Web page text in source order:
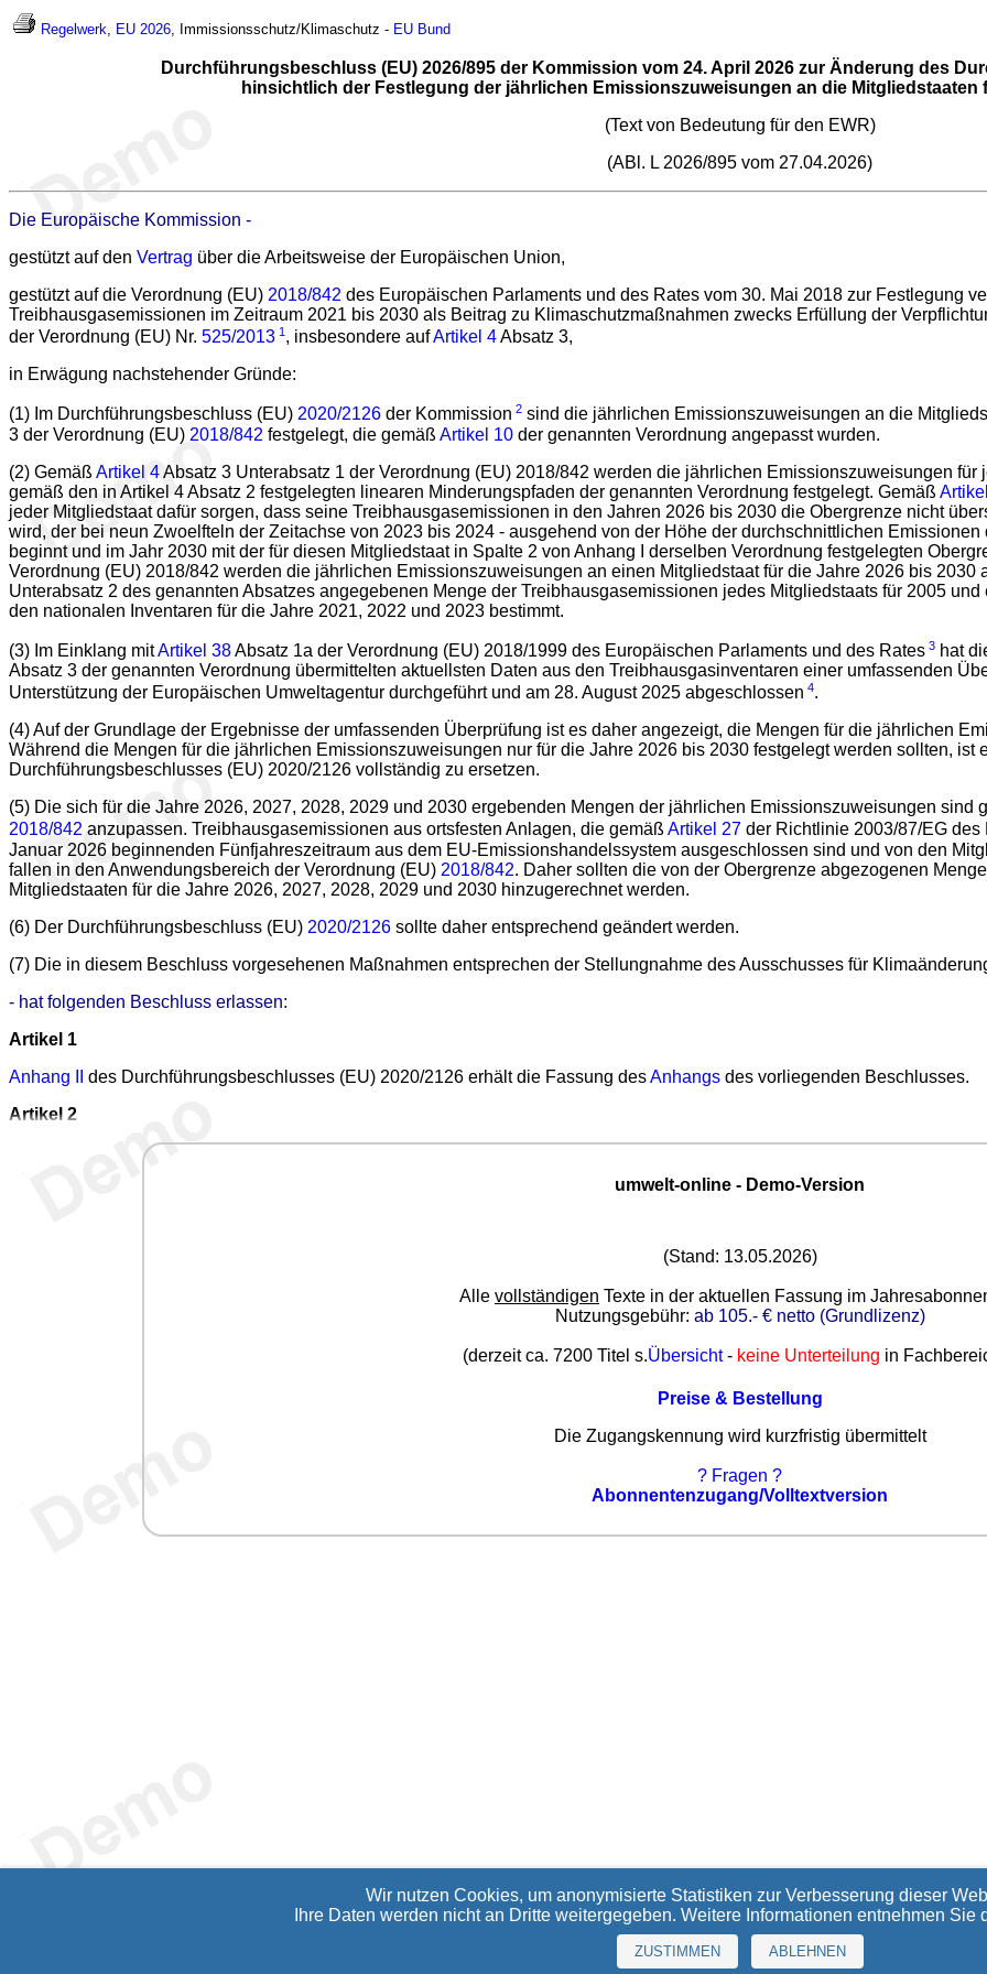
Regelwerk, EU 2026, Immissionsschutz/Klimaschutz - EU Bund
Durchführungsbeschluss (EU) 2026/895 der Kommission vom 24. April 2026 zur Änderung des
hinsichtlich der Festlegung der jährlichen Emissionszuweisungen an die Mitgliedstaaten
(Text von Bedeutung für den EWR)
(ABl. L 2026/895 vom 27.04.2026)
Die Europäische Kommission -
gestützt auf den Vertrag über die Arbeitsweise der Europäischen Union,
gestützt auf die Verordnung (EU) 2018/842 des Europäischen Parlaments und des Rates vom 30. Mai 2018 zur Festlegung
Treibhausgasemissionen im Zeitraum 2021 bis 2030 als Beitrag zu Klimaschutzmaßnahmen zwecks Erfüllung der
der Verordnung (EU) Nr. 525/2013 1 , insbesondere aufArtikel 4Absatz 3,
in Erwägung nachstehender Gründe:
(1) Im Durchführungsbeschluss (EU) 2020/2126 der Kommission 2 sind die jährlichen Emissionszuweisungen an die
3 der Verordnung (EU) 2018/842 festgelegt, die gemäß Artikel 10 der genannten Verordnung angepasst wurden.
(2) Gemäß Artikel 4Absatz 3 Unterabsatz 1 der Verordnung (EU) 2018/842 werden die jährlichen Emissionszuweisungen
gemäß den in Artikel 4 Absatz 2 festgelegten linearen Minderungspfaden der genannten Verordnung festgelegt. Gemäß
jeder Mitgliedstaat dafür sorgen, dass seine Treibhausgasemissionen in den Jahren 2026 bis 2030 die Obergrenze nicht
wird, der bei neun Zwoelfteln der Zeitachse von 2023 bis 2024 - ausgehend von der Höhe der durchschnittlichen
beginnt und im Jahr 2030 mit der für diesen Mitgliedstaat in Spalte 2 von Anhang I derselben Verordnung festgelegten
Verordnung (EU) 2018/842 werden die jährlichen Emissionszuweisungen an einen Mitgliedstaat für die Jahre 2026 bis 2030
Unterabsatz 2 des genannten Absatzes angegebenen Menge der Treibhausgasemissionen jedes Mitgliedstaats für 2005
den nationalen Inventaren für die Jahre 2021, 2022 und 2023 bestimmt.
(3) Im Einklang mitArtikel 38Absatz 1a der Verordnung (EU) 2018/1999 des Europäischen Parlaments und des Rates 3 hat
Absatz 3 der genannten Verordnung übermittelten aktuellsten Daten aus den Treibhausgasinventaren einer umfassenden
Unterstützung der Europäischen Umweltagentur durchgeführt und am 28. August 2025 abgeschlossen 4.
(4) Auf der Grundlage der Ergebnisse der umfassenden Überprüfung ist es daher angezeigt, die Mengen für die jährlichen
Während die Mengen für die jährlichen Emissionszuweisungen nur für die Jahre 2026 bis 2030 festgelegt werden sollten, ist
Durchführungsbeschlusses (EU) 2020/2126 vollständig zu ersetzen.
(5) Die sich für die Jahre 2026, 2027, 2028, 2029 und 2030 ergebenden Mengen der jährlichen Emissionszuweisungen sind
2018/842 anzupassen. Treibhausgasemissionen aus ortsfesten Anlagen, die gemäß Artikel 27 der Richtlinie 2003/87/EG
Januar 2026 beginnenden Fünfjahreszeitraum aus dem EU-Emissionshandelssystem ausgeschlossen sind und von den
fallen in den Anwendungsbereich der Verordnung (EU) 2018/842. Daher sollten die von der Obergrenze abgezogenen
Mitgliedstaaten für die Jahre 2026, 2027, 2028, 2029 und 2030 hinzugerechnet werden.
(6) Der Durchführungsbeschluss (EU) 2020/2126 sollte daher entsprechend geändert werden.
(7) Die in diesem Beschluss vorgesehenen Maßnahmen entsprechen der Stellungnahme des Ausschusses für
- hat folgenden Beschluss erlassen:
Artikel 1
Anhang II
des Durchführungsbeschlusses (EU) 2020/2126 erhält die Fassung desAnhangs des vorliegenden Beschlusses.
Artikel 2
umwelt-online - Demo-Version
(Stand: 13.05.2026)
Alle vollständigen Texte in der aktuellen Fassung im
Nutzungsgebühr: ab 105.- € netto (Grundlizenz)
(derzeit ca. 7200 Titel s.Übersicht- keine Unterteilung in
Preise & Bestellung
Die Zugangskennung wird kurzfristig übermittelt
? Fragen ?
Abonnentenzugang/Volltextversion
Wir nutzen Cookies, um anonymisierte Statistiken zur Verbesserung dieser
Ihre Daten werden nicht an Dritte weitergegeben. Weitere Informationen entnehmen Sie
ZUSTIMMEN ABLEHNEN